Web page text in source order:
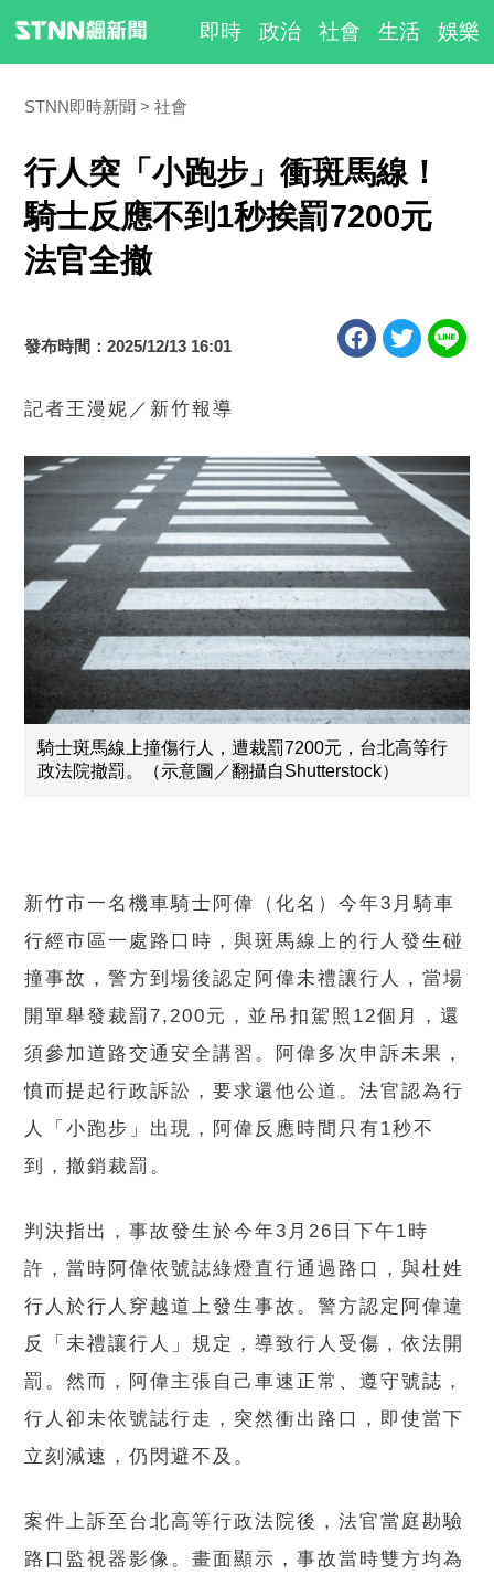
即時 政治 社會 生活 娛樂
STNN即時新聞 社會
行人突「小跑步」衝斑馬線！
騎士反應不到1秒挨罰7200元
法官全撤
發布時間：2025/12/13 16:01
記者王漫妮／新竹報導
騎士斑馬線上撞傷行人，遭裁罰7200元，台北高等行
政法院撤罰。（示意圖／翻攝自Shutterstock）
新竹市一名機車騎士阿偉（化名）今年3月騎車
行經市區一處路口時，與斑馬線上的行人發生碰
撞事故，警方到場後認定阿偉未禮讓行人，當場
開單舉發裁罰7,200元，並吊扣駕照12個月，還
須參加道路交通安全講習。阿偉多次申訴未果，
憤而提起行政訴訟，要求還他公道。法官認為行
人「小跑步」出現，阿偉反應時間只有1秒不
到，撤銷裁罰。
判決指出，事故發生於今年3月26日下午1時
許，當時阿偉依號誌綠燈直行通過路口，與杜姓
行人於行人穿越道上發生事故。警方認定阿偉違
反「未禮讓行人」規定，導致行人受傷，依法開
罰。然而，阿偉主張自己車速正常、遵守號誌，
行人卻未依號誌行走，突然衝出路口，即使當下
立刻減速，仍閃避不及。
案件上訴至台北高等行政法院後，法官當庭勘驗
路口監視器影像。畫面顯示，事故當時雙方均為